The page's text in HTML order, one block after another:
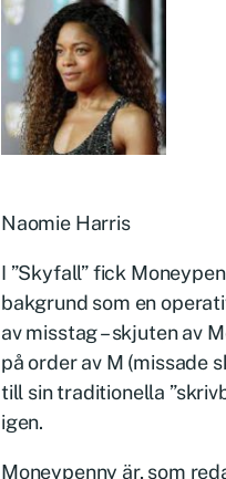
Naomie Harris
I ”Skyfall” fick
bakgrund som en
av misstag – skjuten av
på order av M (missade
till sin traditionella
igen.
Moneypenny är, som